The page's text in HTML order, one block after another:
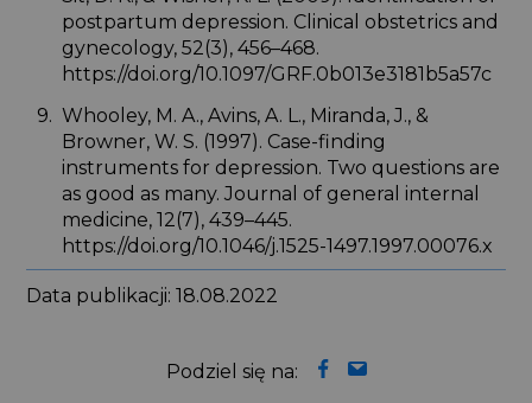
postpartum depression. Clinical obstetrics and
gynecology, 52(3), 456–468.
https://doi.org/10.1097/GRF.0b013e3181b5a57c
Whooley, M. A., Avins, A. L., Miranda, J., &
Browner, W. S. (1997). Case-finding
instruments for depression. Two questions are
as good as many. Journal of general internal
medicine, 12(7), 439–445.
https://doi.org/10.1046/j.1525-1497.1997.00076.x
Data publikacji: 18.08.2022
Podziel się na: